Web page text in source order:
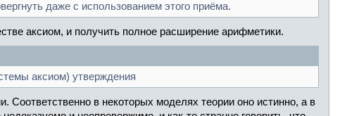
даже с использованием этого приёма.
аксиом, и получить полное расширение арифметики.
аксиом) утверждения
Соответственно в некоторых моделях теории оно истинно, а в